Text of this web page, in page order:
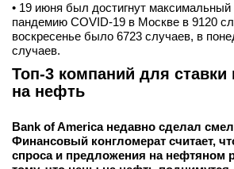
• 19 июня был достигнут максимальный
пандемию COVID-19 в Москве в 9120
воскресенье было 6723 случаев, в
случаев.
Топ-3 компаний для ставки
на нефть
Bank of America недавно сделал
Финансовый конгломерат считает,
спроса и предложения на нефтяном